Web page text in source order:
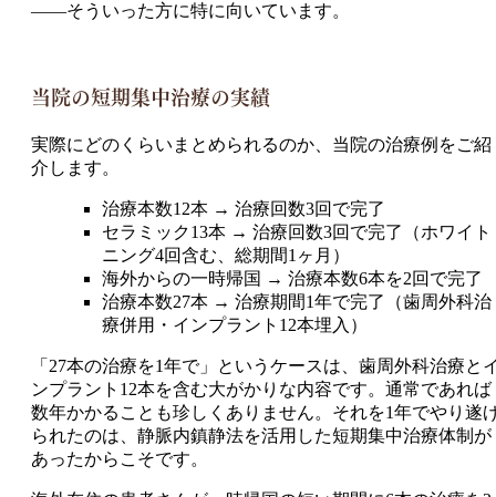
——そういった方に特に向いています。
当院の短期集中治療の実績
実際にどのくらいまとめられるのか、当院の治療例をご紹
介します。
治療本数12本 → 治療回数3回で完了
セラミック13本 → 治療回数3回で完了（ホワイト
ニング4回含む、総期間1ヶ月）
海外からの一時帰国 → 治療本数6本を2回で完了
治療本数27本 → 治療期間1年で完了（歯周外科治
療併用・インプラント12本埋入）
「27本の治療を1年で」というケースは、歯周外科治療と
ンプラント12本を含む大がかりな内容です。通常であれば
数年かかることも珍しくありません。それを1年でやり遂
られたのは、静脈内鎮静法を活用した短期集中治療体制が
あったからこそです。